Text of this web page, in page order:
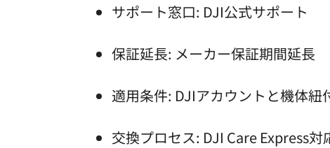
サポート窓口: DJI公式サポート
保証延長: メーカー保証期間延長
適用条件: DJIアカウントと機体紐
交換プロセス: DJI Care Express対